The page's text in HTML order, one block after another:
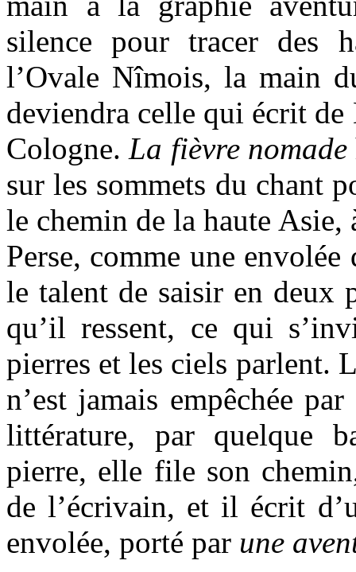
silence pour tracer des
l’Ovale Nîmois, la main
deviendra celle qui écrit
Cologne.La fièvre nomade
sur les sommets du chant
le chemin de la haute Asie,
Perse, comme une
le talent de saisir en deux
qu’il ressent, ce qui
pierres et les ciels parlent.
n’est jamais empêchée
littérature, par quelque
pierre, elle file son
de l’écrivain, et il écrit
envolée, porté par une